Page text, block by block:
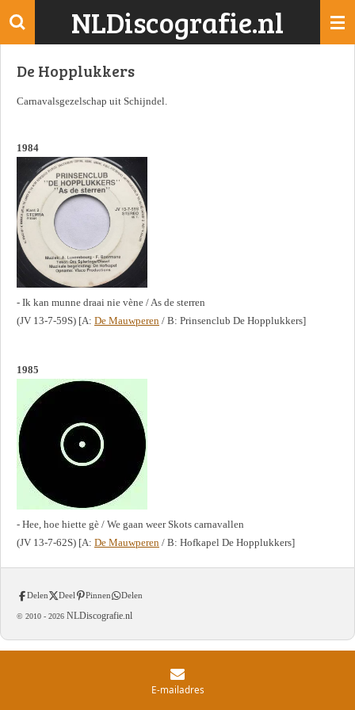
Ga
de
NLDiscografie.nl
De Hopplukkers
Carnavalsgezelschap uit Schijndel.
1984
- Ik kan munne draai nie vène / As de sterren
(JV 13-7-59S) [A: De Mauwperen / B: Prinsenclub De Hopplukkers]
1985
- Hee, hoe hiette gè / We gaan weer Skots carnavallen
(JV 13-7-62S) [A: De Mauwperen / B: Hofkapel De Hopplukkers]
Delen Deel Pinnen Delen
© 2010 - 2026 NLDiscografie.nl
E-mailadres